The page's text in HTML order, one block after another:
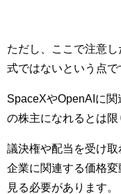
ただし、ここで注意
式ではないという点で
SpaceXやOpenAIに
の株主になれるとは限
議決権や配当を受け
企業に関連する価格
見る必要があります。